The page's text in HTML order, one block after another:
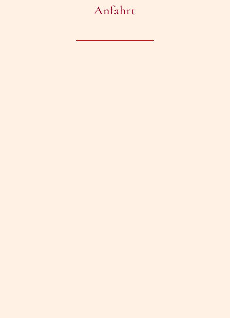
Anfahrt